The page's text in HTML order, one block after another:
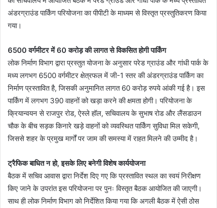
अंडरग्राउंड पार्किंग परियोजना का पीपीटी के माध्यम से विस्तृत प्रस्तुतिकरण किया
गया।
6500 वर्गमीटर में 60 करोड़ की लागत से विकसित होगी पार्किंग
लोक निर्माण विभाग द्वारा प्रस्तुत योजना के अनुसार परेड ग्राउंड और गांधी पार्क के
मध्य लगभग 6500 वर्गमीटर क्षेत्रफल में जी-1 स्तर की अंडरग्राउंड पार्किंग का
निर्माण प्रस्तावित है, जिसकी अनुमानित लागत 60 करोड़ रुपये आंकी गई है। इस
पार्किंग में लगभग 390 वाहनों को खड़ा करने की क्षमता होगी। परियोजना के
क्रियान्वयन से राजपुर रोड, ऐस्ले हॉल, सचिवालय के सुभाष रोड और लैंसडाउन
चौक के बीच सड़क किनारे खड़े वाहनों को व्यवस्थित पार्किंग सुविधा मिल सकेगी,
जिससे शहर के प्रमुख मार्गों पर जाम की समस्या में राहत मिलने की उम्मीद है।
ट्रैफिक बाधित न हो, इसके लिए बनेगी विशेष कार्ययोजना
बैठक में सचिव आवास द्वारा निर्देश दिए गए कि प्रस्तावित स्थल का स्वयं निरीक्षण
किए जाने के उपरांत इस परियोजना पर पुनः विस्तृत बैठक आयोजित की जाएगी।
साथ ही लोक निर्माण विभाग को निर्देशित किया गया कि अगली बैठक में ऐसी ठोस